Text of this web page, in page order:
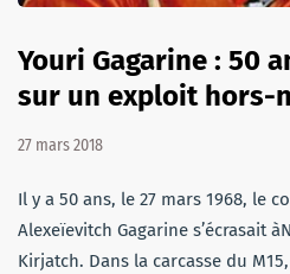
Youri Gagarine : 50
sur un exploit hors-
27 mars 2018
Il y a 50 ans, le 27 mars 1968, le
Alexeïevitch Gagarine s’écrasait
Kirjatch. Dans la carcasse du